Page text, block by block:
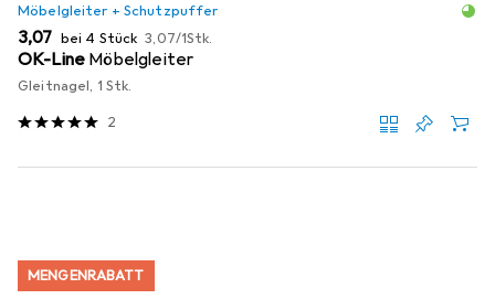
Möbelgleiter + Schutzpuffer
EUR
3,07 bei 4 Stück EUR
3,07/1Stk.
OK-Line Möbelgleiter
Gleitnagel, 1 Stk.
2
MENGENRABATT